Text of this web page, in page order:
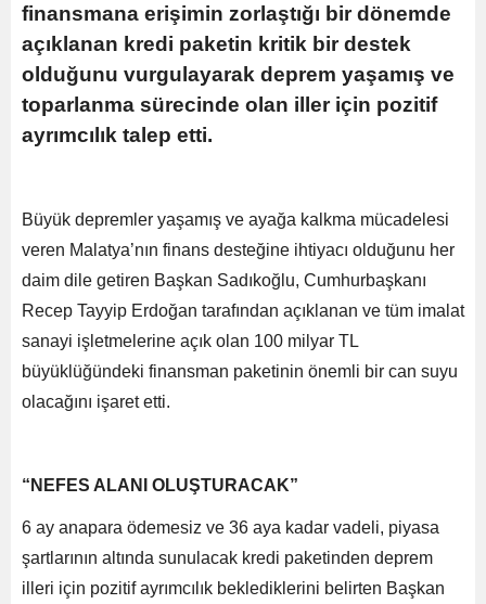
finansmana erişimin zorlaştığı bir dönemde
açıklanan kredi paketin kritik bir destek
olduğunu vurgulayarak deprem yaşamış ve
toparlanma sürecinde olan iller için pozitif
ayrımcılık talep etti.
Büyük depremler yaşamış ve ayağa kalkma mücadelesi
veren Malatya’nın finans desteğine ihtiyacı olduğunu her
daim dile getiren Başkan Sadıkoğlu, Cumhurbaşkanı
Recep Tayyip Erdoğan tarafından açıklanan ve tüm imalat
sanayi işletmelerine açık olan 100 milyar TL
büyüklüğündeki finansman paketinin önemli bir can suyu
olacağını işaret etti.
“NEFES ALANI OLUŞTURACAK”
6 ay anapara ödemesiz ve 36 aya kadar vadeli, piyasa
şartlarının altında sunulacak kredi paketinden deprem
illeri için pozitif ayrımcılık beklediklerini belirten Başkan